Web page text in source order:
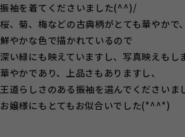
振袖を着てくださいました(^^)/
桜、菊、梅などの古典柄がとても華やかで、
鮮やかな色で描かれているので
深い緑にも映えていますし、写真映えも
華やかであり、上品さもありますし、
王道らしさのある振袖を選んでくださいま
お嬢様にもとてもお似合いでした(*^^*)